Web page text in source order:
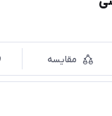
مقایسه